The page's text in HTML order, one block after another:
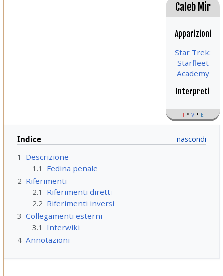
Caleb Mir
Apparizioni
Star Trek:
Starfleet
Academy
Interpreti
t v e
Indice
1
Descrizione
1.1
Fedina penale
2 Riferimenti
2.1
Riferimenti diretti
2.2 Riferimenti inversi
3 Collegamenti esterni
3.1
Interwiki
4 Annotazioni